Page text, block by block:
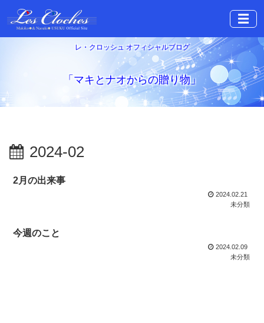
☰
レ・クロッシュ オフィシャルブログ
「マキとナオからの贈り物」
2024-02
2月の出来事
2024.02.21
未分類
今週のこと
2024.02.09
未分類